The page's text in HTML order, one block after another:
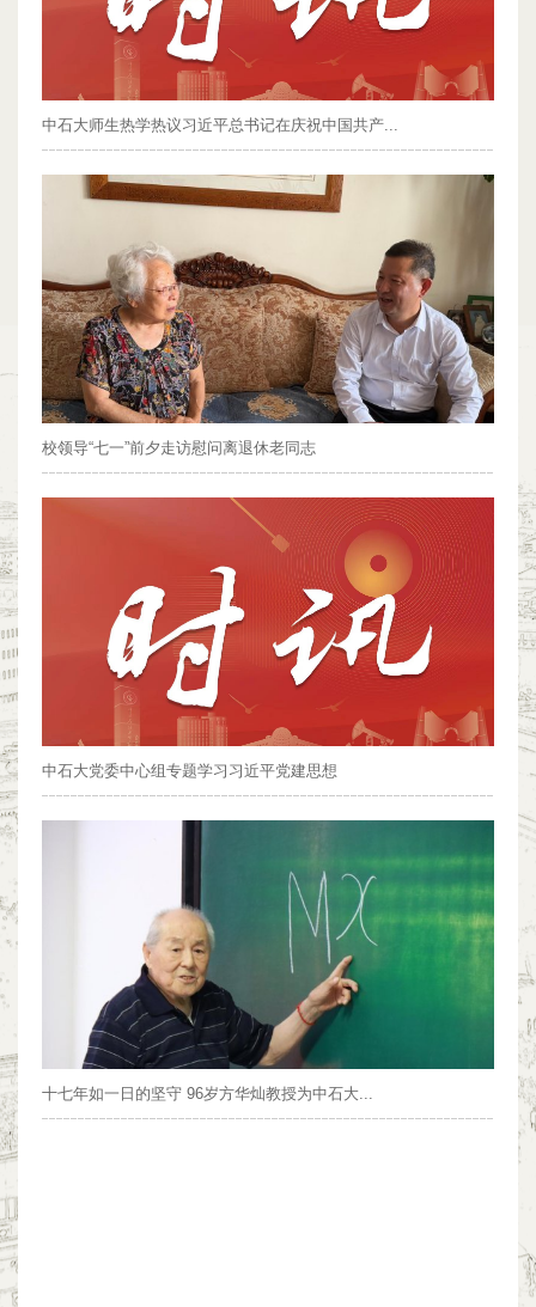
中石大师生热学热议习近平总书记在庆祝中国共产...
校领导“七一”前夕走访慰问离退休老同志
中石大党委中心组专题学习习近平党建思想
十七年如一日的坚守 96岁方华灿教授为中石大...